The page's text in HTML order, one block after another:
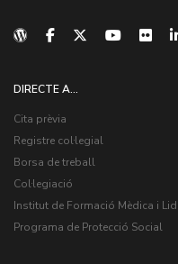
DIRECTE A...
Cita prèvia
Registre col·legial
Borsa de treball
Col·legiació
Institut de Formació Mèdica i
Programa de Protecció Social